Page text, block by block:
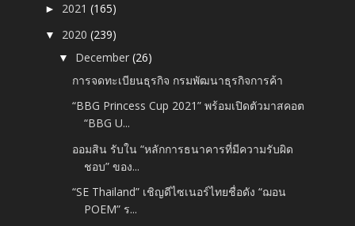
► 2021(165)
▼ 2020(239)
▼ December(26)
การจดทะเบียนธุรกิจ กรมพัฒนาธุรกิจการค้า
“BBG Princess Cup 2021” พร้อมเปิดตัวมาสคอต
“BBG U...
ออมสิน รับใน “หลักการธนาคารที่มีความรับผิด
ชอบ” ของ...
“SE Thailand” เชิญดีไซเนอร์ไทยชื่อดัง “ฌอน
POEM” ร...